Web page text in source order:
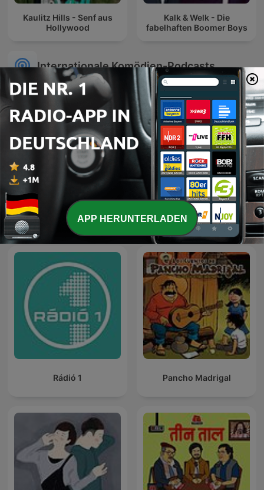
Kaulitz Hills - Senf aus
Hollywood
Kalk & Welk - Die
fabelhaften Boomer Boys
Internationale Komödien-Podcasts
James O'Brien's Mystery
Hour
Hawi D'Ehre
Rádió 1 Pancho Madrigal
APP HERUNTERLADEN